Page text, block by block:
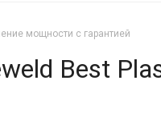
мощности с гарантией
Best